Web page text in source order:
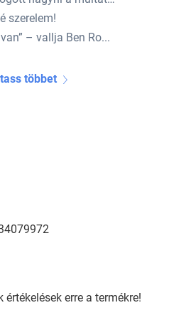
szerelem!
– vallja Ben Ro...
többet
értékelések erre a termékre!